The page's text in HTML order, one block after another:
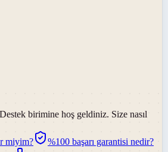
birimine hoş geldiniz. Size nasıl
miyim?
%100 başarı garantisi nedir?